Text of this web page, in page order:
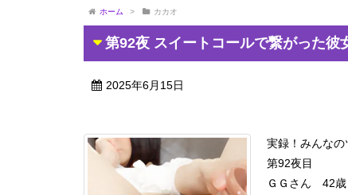
ホーム > カカオ
第92夜 スイートコールで繋がった
2025年6月15日
実録！みんな
第92夜目
ＧＧさん 42